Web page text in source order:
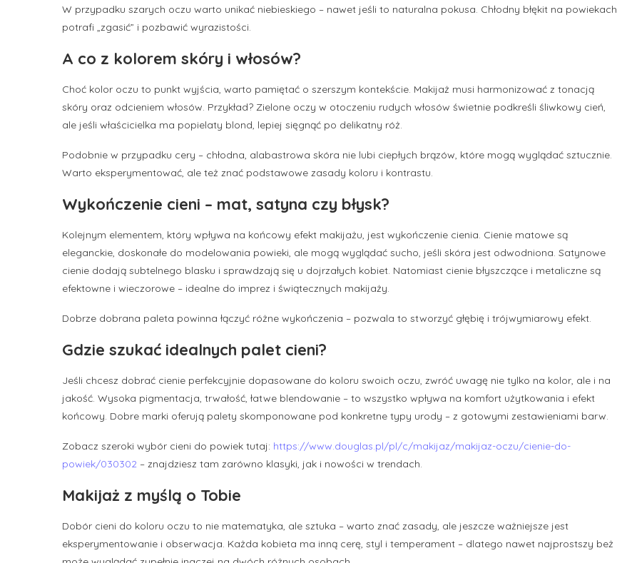
W przypadku szarych oczu warto unikać niebieskiego – nawet jeśli to naturalna pokusa. Chłodny błękit na powiekach
potrafi „zgasić” i pozbawić wyrazistości.
A co z kolorem skóry i włosów?
Choć kolor oczu to punkt wyjścia, warto pamiętać o szerszym kontekście. Makijaż musi harmonizować z tonacją
skóry oraz odcieniem włosów. Przykład? Zielone oczy w otoczeniu rudych włosów świetnie podkreśli śliwkowy cień,
ale jeśli właścicielka ma popielaty blond, lepiej sięgnąć po delikatny róż.
Podobnie w przypadku cery – chłodna, alabastrowa skóra nie lubi ciepłych brązów, które mogą wyglądać sztucznie.
Warto eksperymentować, ale też znać podstawowe zasady koloru i kontrastu.
Wykończenie cieni – mat, satyna czy błysk?
Kolejnym elementem, który wpływa na końcowy efekt makijażu, jest wykończenie cienia. Cienie matowe są
eleganckie, doskonałe do modelowania powieki, ale mogą wyglądać sucho, jeśli skóra jest odwodniona. Satynowe
cienie dodają subtelnego blasku i sprawdzają się u dojrzałych kobiet. Natomiast cienie błyszczące i metaliczne są
efektowne i wieczorowe – idealne do imprez i świątecznych makijaży.
Dobrze dobrana paleta powinna łączyć różne wykończenia – pozwala to stworzyć głębię i trójwymiarowy efekt.
Gdzie szukać idealnych palet cieni?
Jeśli chcesz dobrać cienie perfekcyjnie dopasowane do koloru swoich oczu, zwróć uwagę nie tylko na kolor, ale i na
jakość. Wysoka pigmentacja, trwałość, łatwe blendowanie – to wszystko wpływa na komfort użytkowania i efekt
końcowy. Dobre marki oferują palety skomponowane pod konkretne typy urody – z gotowymi zestawieniami barw.
Zobacz szeroki wybór cieni do powiek tutaj: https://www.douglas.pl/pl/c/makijaz/makijaz-oczu/cienie-do-
powiek/030302 – znajdziesz tam zarówno klasyki, jak i nowości w trendach.
Makijaż z myślą o Tobie
Dobór cieni do koloru oczu to nie matematyka, ale sztuka – warto znać zasady, ale jeszcze ważniejsze jest
eksperymentowanie i obserwacja. Każda kobieta ma inną cerę, styl i temperament – dlatego nawet najprostszy beż